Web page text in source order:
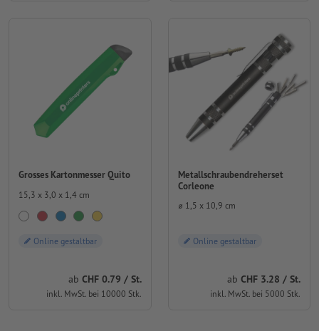
Grosses Kartonmesser Quito
15,3 x 3,0 x 1,4 cm
Online gestaltbar
ab CHF 0.79 / St.
inkl. MwSt. bei 10000 Stk.
Metallschraubendreherset
Corleone
⌀ 1,5 x 10,9 cm
Online gestaltbar
ab CHF 3.28 / St.
inkl. MwSt. bei 5000 Stk.